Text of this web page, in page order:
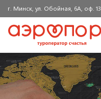
г. Минск, ул. Обойная, 6А, оф. 13